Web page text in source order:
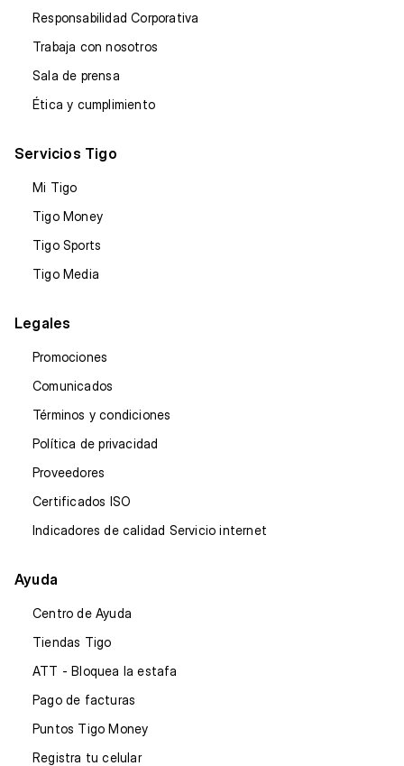
Responsabilidad Corporativa
Trabaja con nosotros
Sala de prensa
Ética y cumplimiento
Servicios Tigo
Mi Tigo
Tigo Money
Tigo Sports
Tigo Media
Legales
Promociones
Comunicados
Términos y condiciones
Política de privacidad
Proveedores
Certificados ISO
Indicadores de calidad Servicio internet
Ayuda
Centro de Ayuda
Tiendas Tigo
ATT - Bloquea la estafa
Pago de facturas
Puntos Tigo Money
Registra tu celular